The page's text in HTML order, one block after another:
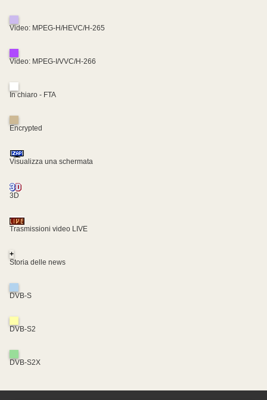
Video: MPEG-H/HEVC/H-265
Video: MPEG-I/VVC/H-266
In chiaro - FTA
Encrypted
Visualizza una schermata
3D
Trasmissioni video LIVE
+
Storia delle news
DVB-S
DVB-S2
DVB-S2X